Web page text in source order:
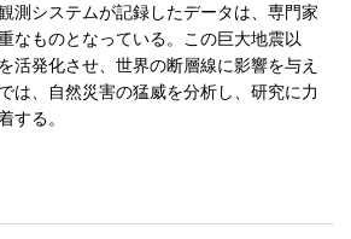
測システムが記録したデータは、専門家
なものとなっている。この巨大地震以
活発化させ、世界の断層線に影響を与え
は、自然災害の猛威を分析し、研究に力
する。